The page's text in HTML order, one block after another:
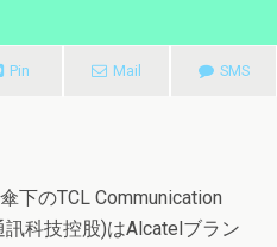
Pin Mail SMS
下のTCL Communication
科技控股)はAlcatelブラン